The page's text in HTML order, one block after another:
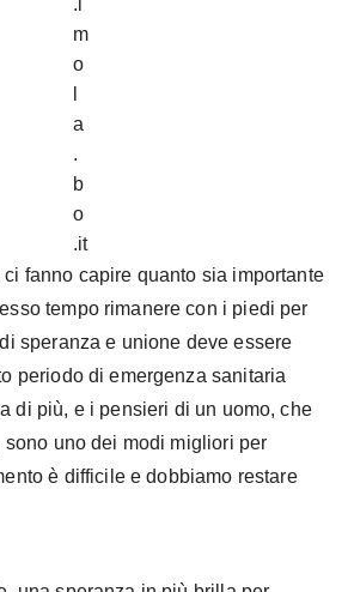
.i
m
o
a
.
b
o
.it
fanno capire quanto sia importante
tempo rimanere con i piedi per
speranza e unione deve essere
periodo di emergenza sanitaria
di più, e i pensieri di un uomo, che
uno dei modi migliori per
è difficile e dobbiamo restare